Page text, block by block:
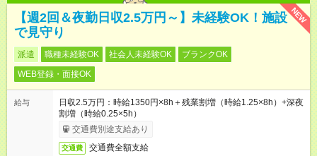
NEW
【週2回＆夜勤日収2.5万円～】未経験OK！施設
で見守り
派遣 職種未経験OK 社会人未経験OK
ブランクOK
WEB登録・面接OK
給与
日収2.5万円：時給1350円×8h＋残業割増（時給1.25×8h）+深夜
割増（時給0.25×5h）
交通費別途支給あり
交通費 交通費全額支給